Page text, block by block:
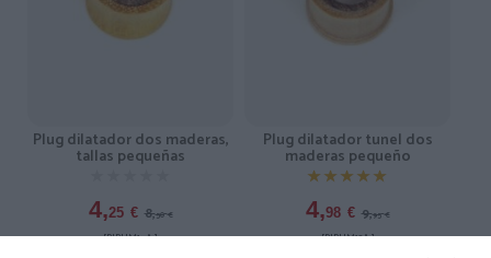
Plug dilatador dos maderas,
tallas pequeñas
4,25 € 8,50 €
[PIPUM14A ]
Plug dilatador tunel dos
maderas pequeño
★★★★★
★★★★★
4,98 € 9,95 €
[PIPUM13A ]